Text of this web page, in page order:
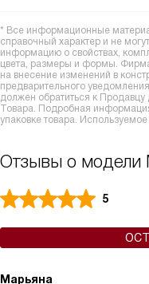
* Все информационные
справочный характер и не
информацию о свойствах,
цвета, размеры и формы.
на внесение изменений в
предварительного
должен обратиться к Продавцу
Товара. Подробная
упаковке товара.
Отзывы о модели
5
Марьяна